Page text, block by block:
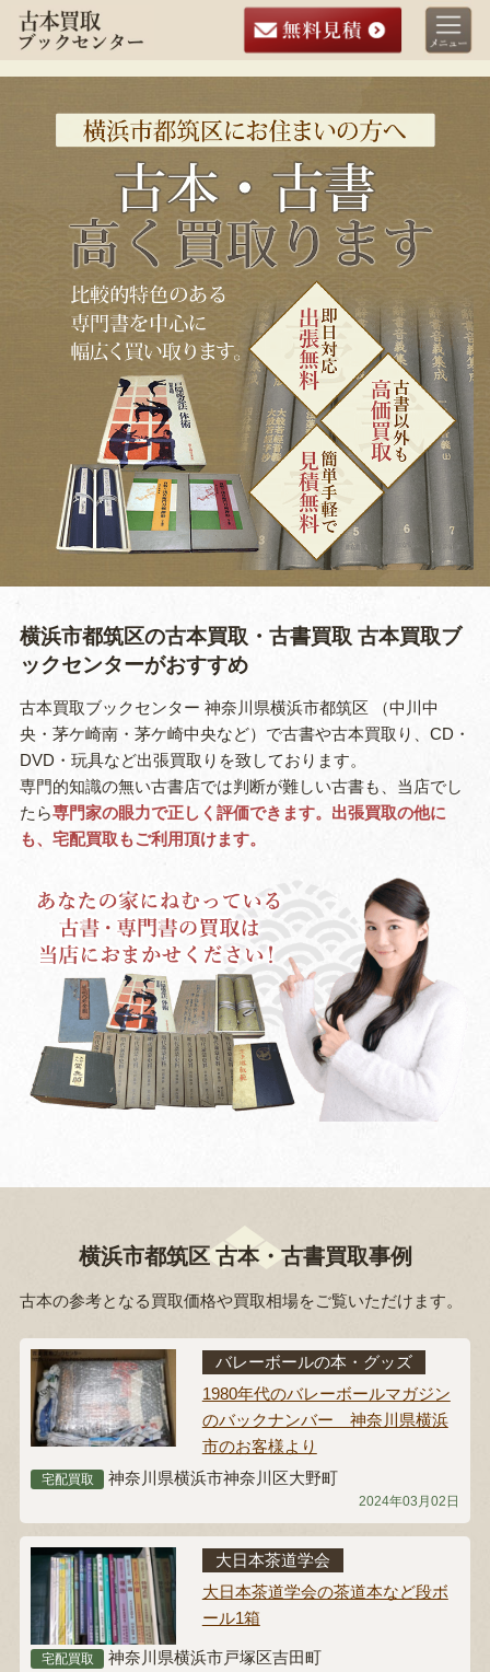
横浜市都筑区の古本買取・古書買取 古本買取ブ
ックセンターがおすすめ
古本買取ブックセンター 神奈川県横浜市都筑区 （中川中
央・茅ケ崎南・茅ケ崎中央など）で古書や古本買取り、CD・
DVD・玩具など出張買取りを致しております。
専門的知識の無い古書店では判断が難しい古書も、当店でし
たら専門家の眼力で正しく評価できます。出張買取の他に
も、宅配買取もご利用頂けます。
横浜市都筑区 古本・古書買取事例
古本の参考となる買取価格や買取相場をご覧いただけます。
バレーボールの本・グッズ
1980年代のバレーボールマガジン
のバックナンバー 神奈川県横浜
市のお客様より
宅配買取 神奈川県横浜市神奈川区大野町
2024年03月02日
大日本茶道学会
大日本茶道学会の茶道本など段ボ
ール1箱
宅配買取 神奈川県横浜市戸塚区吉田町